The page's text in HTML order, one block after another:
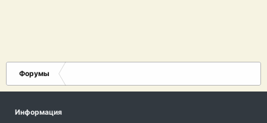
Форумы
Информация